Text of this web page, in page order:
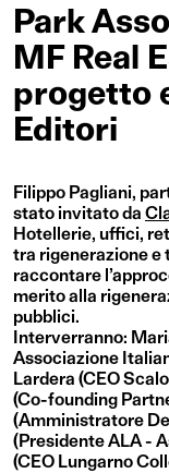
Park
MF Real
progetto
Editori
Filippo Pagliani,
stato invitato da
Hotellerie, uffici,
tra rigenerazione e
raccontare
merito alla
pubblici.
Interverranno:
Associazione
Lardera (CEO
(Co-founding
(Amministratore
(Presidente ALA -
(CEO Lungarno